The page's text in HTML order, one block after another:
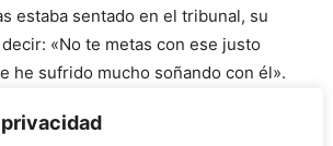
estaba sentado en el tribunal, su
«No te metas con ese justo
he sufrido mucho soñando con él».
pidieran la libertad de Barrabás y la